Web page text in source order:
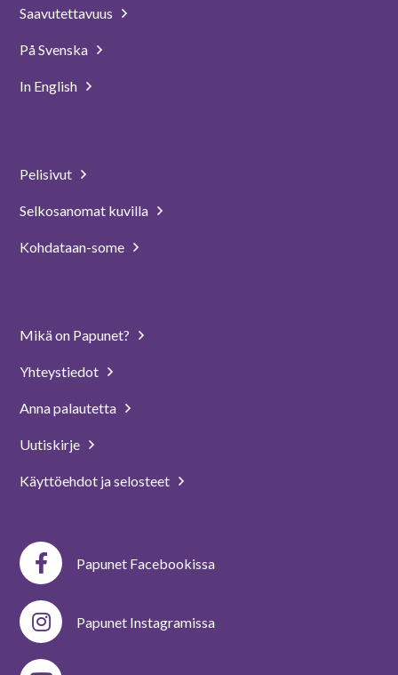
Saavutettavuus
På Svenska
In English
Pelisivut
Selkosanomat kuvilla
Kohdataan-some
Mikä on Papunet?
Yhteystiedot
Anna palautetta
Uutiskirje
Käyttöehdot ja selosteet
Papunet Facebookissa
Papunet Instagramissa